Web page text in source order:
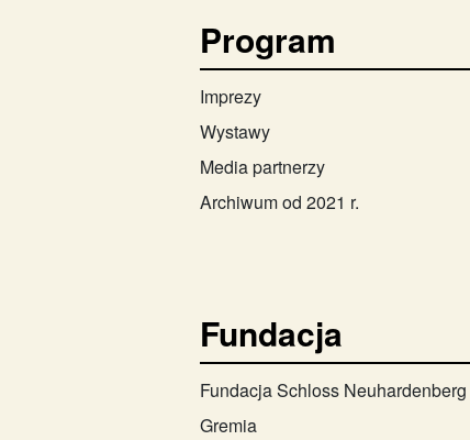
Program
Imprezy
Wystawy
Media partnerzy
Archiwum od 2021 r.
Fundacja
Fundacja Schloss Neuhardenberg
Gremia